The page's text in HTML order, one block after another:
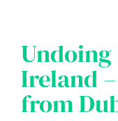
Ireland
from